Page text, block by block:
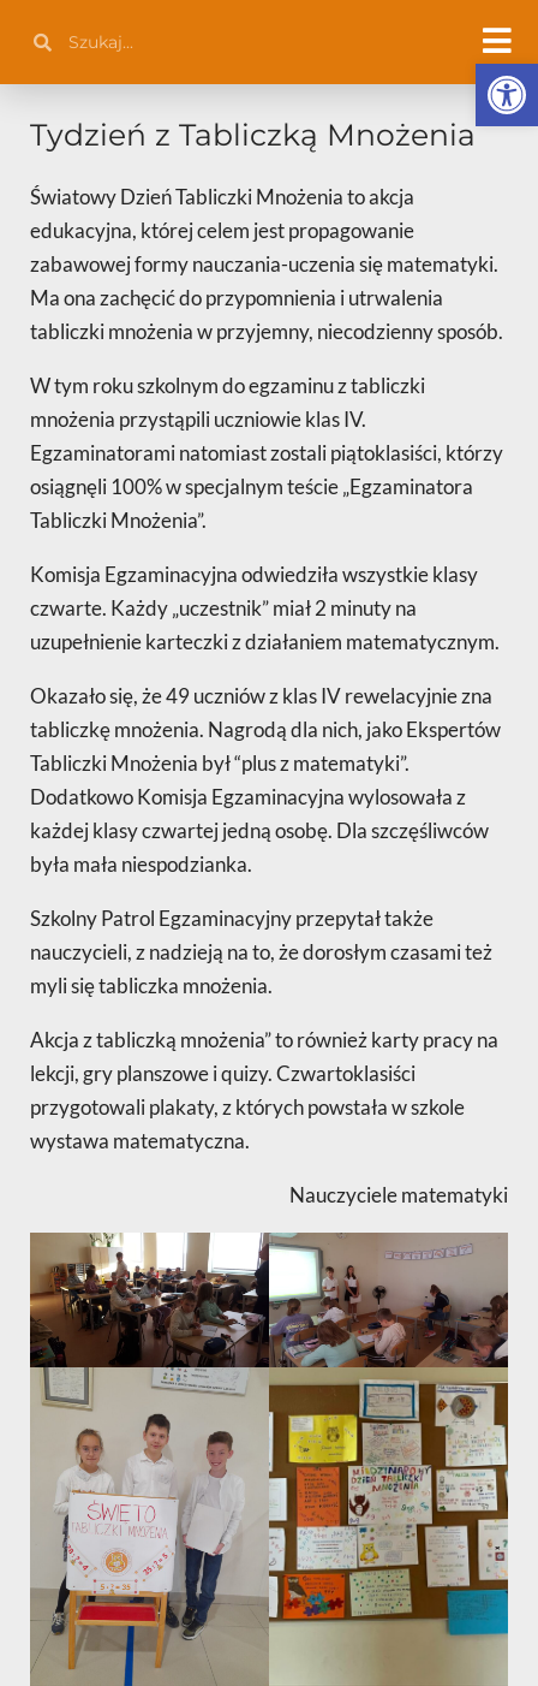
treści
Tydzień z Tabliczką Mnożenia
Światowy Dzień Tabliczki Mnożenia to akcja
edukacyjna, której celem jest propagowanie
zabawowej formy nauczania-uczenia się matematyki.
Ma ona zachęcić do przypomnienia i utrwalenia
tabliczki mnożenia w przyjemny, niecodzienny sposób.
W tym roku szkolnym do egzaminu z tabliczki
mnożenia przystąpili uczniowie klas IV.
Egzaminatorami natomiast zostali piątoklasiści, którzy
osiągnęli 100% w specjalnym teście „Egzaminatora
Tabliczki Mnożenia”.
Komisja Egzaminacyjna odwiedziła wszystkie klasy
czwarte. Każdy „uczestnik” miał 2 minuty na
uzupełnienie karteczki z działaniem matematycznym.
Okazało się, że 49 uczniów z klas IV rewelacyjnie zna
tabliczkę mnożenia. Nagrodą dla nich, jako Ekspertów
Tabliczki Mnożenia był “plus z matematyki”.
Dodatkowo Komisja Egzaminacyjna wylosowała z
każdej klasy czwartej jedną osobę. Dla szczęśliwców
była mała niespodzianka.
Szkolny Patrol Egzaminacyjny przepytał także
nauczycieli, z nadzieją na to, że dorosłym czasami też
myli się tabliczka mnożenia.
Akcja z tabliczką mnożenia” to również karty pracy na
lekcji, gry planszowe i quizy. Czwartoklasiści
przygotowali plakaty, z których powstała w szkole
wystawa matematyczna.
Nauczyciele matematyki